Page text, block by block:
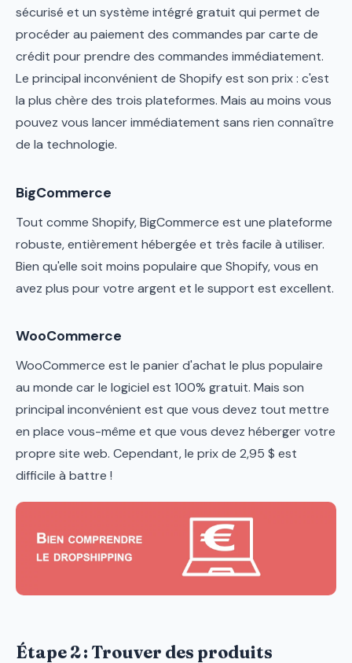
sécurisé et un système intégré gratuit qui permet de
procéder au paiement des commandes par carte de
crédit pour prendre des commandes immédiatement.
Le principal inconvénient de Shopify est son prix : c'est
la plus chère des trois plateformes. Mais au moins vous
pouvez vous lancer immédiatement sans rien connaître
de la technologie.
BigCommerce
Tout comme Shopify, BigCommerce est une plateforme
robuste, entièrement hébergée et très facile à utiliser.
Bien qu'elle soit moins populaire que Shopify, vous en
avez plus pour votre argent et le support est excellent.
WooCommerce
WooCommerce est le panier d'achat le plus populaire
au monde car le logiciel est 100% gratuit. Mais son
principal inconvénient est que vous devez tout mettre
en place vous-même et que vous devez héberger votre
propre site web. Cependant, le prix de 2,95 $ est
difficile à battre !
Étape 2 : Trouver des produits